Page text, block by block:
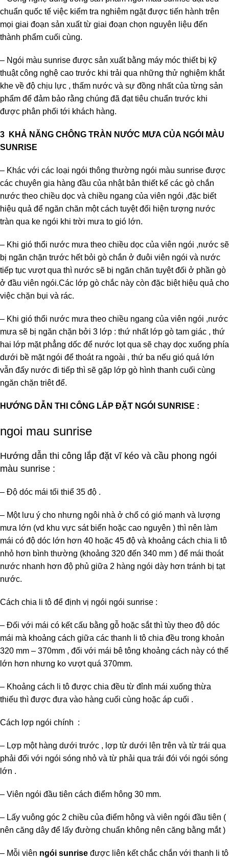
chuẩn quốc tế việc kiểm tra nghiêm ngặt được tiến hành trên
mọi giai đoạn sản xuất từ giai đoạn chọn nguyên liệu đến
thành phẩm cuối cùng.
– Ngói màu sunrise được sản xuất bằng máy móc thiết bị kỹ
thuật công nghệ cao trước khi trải qua những thử nghiệm khắt
khe về độ chịu lực , thấm nước và sự đồng nhất của từng sản
phẩm để đảm bảo rằng chúng đã đạt tiêu chuẩn trước khi
được phân phối tới khách hàng.
3 KHẢ NĂNG CHÔNG TRÀN NƯỚC MƯA CỦA NGÓI MÀU
SUNRISE
– Khác với các loại ngói thông thường ngói màu sunrise được
các chuyên gia hàng đầu của nhật bản thiết kế các gò chắn
nước theo chiều dọc và chiều ngang của viên ngói ,đặc biết
hiệu quả để ngăn chăn một cách tuyệt đối hiện tượng nước
tràn qua ke ngói khi trời mưa to gió lớn.
– Khi gió thổi nước mưa theo chiều dọc của viên ngói ,nước sẽ
bị ngăn chặn trước hết bỏi gò chắn ở đuôi viên ngói và nước
tiếp tục vượt qua thì nước sẽ bị ngăn chăn tuyệt đối ở phần gò
ở đầu viên ngói.Các lớp gò chắc này còn đặc biệt hiệu quả cho
việc chặn bụi và rác.
– Khi gió thổi nước mưa theo chiều ngang của viên ngói ,nước
mưa sẽ bị ngăn chặn bởi 3 lớp : thứ nhất lớp gò tam giác , thứ
hai lớp mặt phẳng dốc để nước lọt qua sẽ chạy dọc xuống phía
dưới bề mặt ngói để thoát ra ngoài , thứ ba nếu gió quá lớn
vẫn đẩy nước đi tiếp thì sẽ gặp lớp gò hình thanh cuối cùng
ngăn chặn triêt để.
HƯỚNG DẪN THI CÔNG LẮP ĐẶT NGÓI SUNRISE :
ngoi mau sunrise
Hướng dẫn thi công lắp đặt vĩ kéo và cầu phong ngói
màu sunrise :
– Độ dóc mái tối thiể 35 độ .
– Một lưu ý cho nhưng ngôi nhà ở chổ có gió mạnh và lượng
mưa lớn (vd khu vực sát biển hoặc cao nguyên ) thì nên làm
mái có độ dóc lớn hơn 40 hoặc 45 độ và khoảng cách chia li tô
nhỏ hơn bình thường (khoảng 320 đến 340 mm ) để mái thoát
nước nhanh hơn độ phủ giữa 2 hàng ngói dày hơn tránh bị tạt
nước.
Cách chia li tô để định vị ngói ngói sunrise :
– Đối với mái có kết cấu bằng gỗ hoặc sắt thì tùy theo độ dóc
mái mà khoảng cách giữa các thanh li tô chia đều trong khoản
320 mm – 370mm , đối với mái bê tông khoảng cách này có thể
lớn hơn nhưng ko vượt quá 370mm.
– Khoảng cách li tô được chia đều từ đỉnh mái xuống thừa
thiếu thì được đưa vào hàng cuối cùng hoặc áp cuối .
Cách lợp ngói chính :
– Lợp một hàng dưới trước , lợp từ dưới lên trên và từ trái qua
phải đối với ngói sóng nhỏ và từ phải qua trái đói vói ngói sóng
lớn .
– Viên ngói đầu tiên cách điểm hông 30 mm.
– Lấy vuông góc 2 chiều của điểm hông và viên ngói đầu tiên (
nên căng dây để lấy đường chuẩn không nên căng bằng mắt )
– Mỗi viên ngói sunrise được liên kết chắc chắn với thanh li tô